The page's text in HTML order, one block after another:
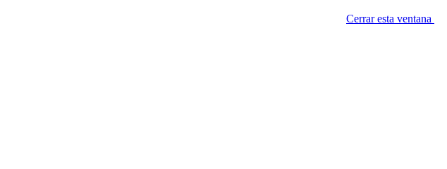
Cerrar esta ventana